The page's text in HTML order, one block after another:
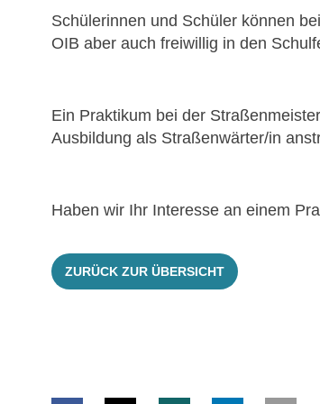
Schülerinnen und Schüler können
OIB aber auch freiwillig in den
Ein Praktikum bei der
Ausbildung als Straßenwärter/in
Haben wir Ihr Interesse an einem
ZURÜCK ZUR ÜBERSICHT